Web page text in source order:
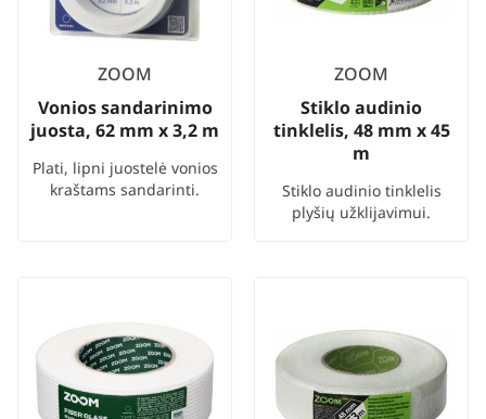
ZOOM
Vonios sandarinimo
juosta, 62 mm x 3,2 m
Plati, lipni juostelė vonios
kraštams sandarinti.
ZOOM
Stiklo audinio
tinklelis, 48 mm x 45
m
Stiklo audinio tinklelis
plyšių užklijavimui.